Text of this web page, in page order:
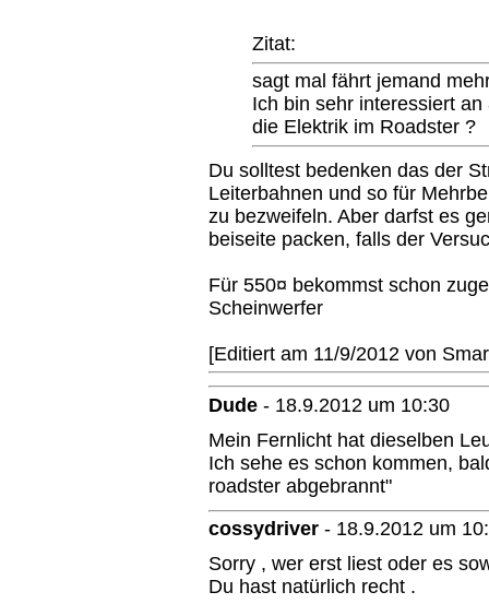
Zitat:
sagt mal fährt jemand
Ich bin sehr interessiert
die Elektrik im Roadster ?
Du solltest bedenken das der
Leiterbahnen und so für
zu bezweifeln. Aber darfst es
beiseite packen, falls der
Für 550¤ bekommst schon
Scheinwerfer
[Editiert am 11/9/2012 von
Dude - 18.9.2012 um 10:30
Mein Fernlicht hat dieselben
Ich sehe es schon kommen,
roadster abgebrannt"
cossydriver - 18.9.2012 um
Sorry , wer erst liest oder es
Du hast natürlich recht .